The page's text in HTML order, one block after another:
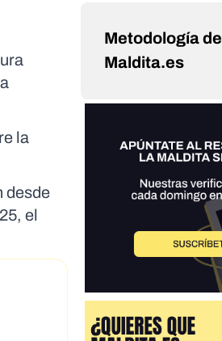
la
desde
el
Metodología de
Maldita.es